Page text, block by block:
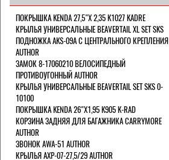
ПОКРЫШКА KENDA 27,5"Х 2,35 K1027 KADRE
КРЫЛЬЯ УНИВЕРСАЛЬНЫЕ BEAVERTAIL XL SET SKS
ПОДНОЖКА AKS-09A C ЦЕНТРАЛЬНОГО КРЕПЛЕНИЯ
AUTHOR
ЗАМОК 8-17060210 ВЕЛОСИПЕДНЫЙ
ПРОТИВОУГОННЫЙ AUTHOR
КРЫЛЬЯ УНИВЕРСАЛЬНЫЕ BEAVERTAIL SET SKS 0-
10100
ПОКРЫШКА KENDA 26"Х1,95 K905 K-RAD
КОРЗИНА ЗАДНЯЯ ДЛЯ БАГАЖНИКА CARRYMORE
AUTHOR
ЗВОНОК AWA-51 AUTHOR
КРЫЛЬЯ AXP-07-27,5/29 AUTHOR